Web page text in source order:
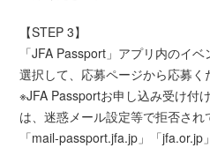
【STEP 3】
「JFA Passport」アプリ内のイ
選択して、応募ページから応募く
※JFA Passportお申し込み受け付
は、迷惑メール設定等で拒否され
「mail-passport.jfa.jp」「